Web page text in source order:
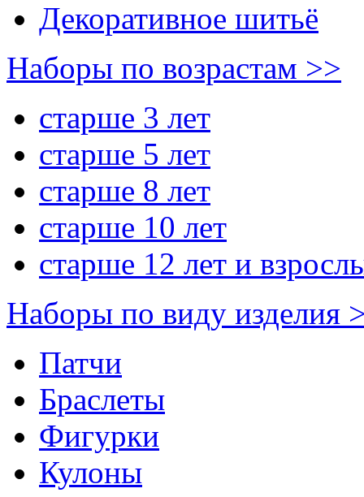
Декоративное шитьё
Наборы по возрастам >>
старше 3 лет
старше 5 лет
старше 8 лет
старше 10 лет
старше 12 лет и
Наборы по виду изделия
Патчи
Браслеты
Фигурки
Кулоны